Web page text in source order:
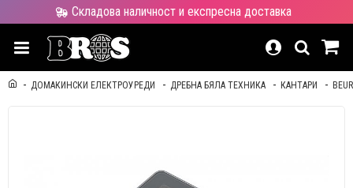
Складова наличност и експресна доставка
ДОМАКИНСКИ ЕЛЕКТРОУРЕДИ ДРЕБНА БЯЛА ТЕХНИКА КАНТАРИ